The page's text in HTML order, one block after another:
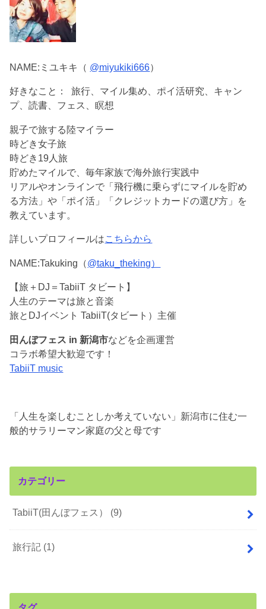
NAME: ミユキキ（ @miyukiki666）
好きなこと：
旅行、マイル集め、ポイ活研究、キャン
プ、読書、フェス、瞑想
親子で旅する陸マイラー
時どき女子旅
時どき19人旅
貯めたマイルで、毎年家族で海外旅行実践中
リアルやオンラインで「飛行機に乗らずにマイルを貯め
る方法」や「ポイ活」「クレジットカードの選び方」を
教えています。
詳しいプロフィールはこちらから
NAME:Takuking （@taku_theking）
【旅＋DJ＝TabiiT タビート】
人生のテーマは旅と音楽
旅とDJイベント TabiiT(タビート）主催
田んぼフェス in 新潟市などを企画運営
コラボ希望大歓迎です！
TabiiT music
「人生を楽しむことしか考えていない」新潟市に住む一
般的サラリーマン家庭の父と母です
カテゴリー
TabiiT(田んぼフェス） (9)
旅行記 (1)